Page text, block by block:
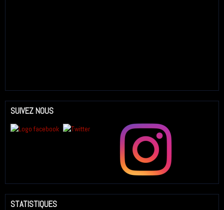
SUIVEZ NOUS
STATISTIQUES